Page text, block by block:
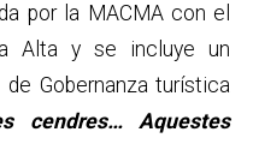
por la MACMA con el
Alta y se incluye un
Gobernanza turística
cendres… Aquestes